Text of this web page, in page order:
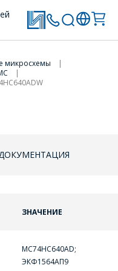
микросхемы
ЗНАЧЕНИЕ
MC74HC640AD;
ЭКФ1564АП9